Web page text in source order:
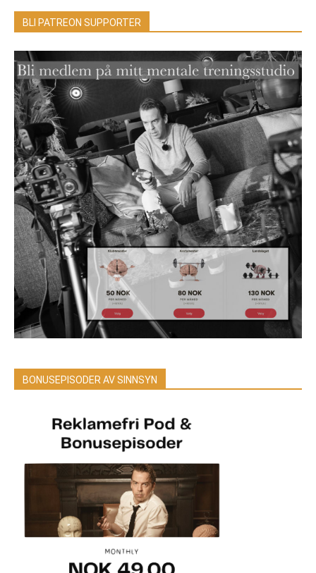
BLI PATREON SUPPORTER
BONUSEPISODER AV SINNSYN